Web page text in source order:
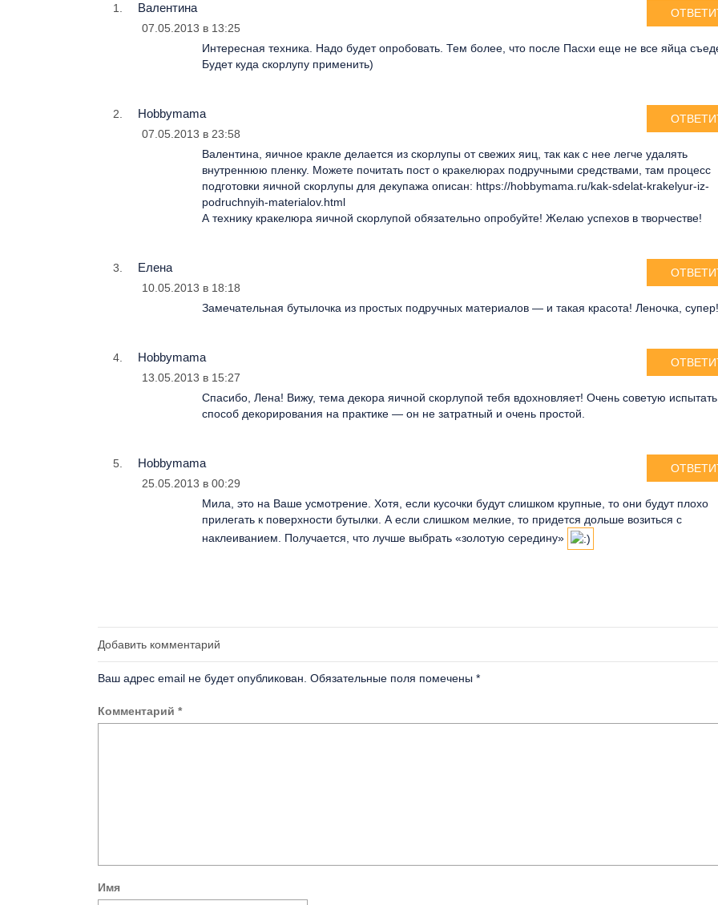
Валентина
07.05.2013 в 13:25
Интересная техника. Надо будет опробовать. Тем более, что после Пасхи еще не все яйца
Будет куда скорлупу применить)
Hobbymama
07.05.2013 в 23:58
Валентина, яичное кракле делается из скорлупы от свежих яиц, так как с нее легче удалять
внутреннюю пленку. Можете почитать пост о кракелюрах подручными средствами, там процесс
подготовки яичной скорлупы для декупажа описан: https://hobbymama.ru/kak-sdelat-krakelyur-iz-
podruchnyih-materialov.html
А технику кракелюра яичной скорлупой обязательно опробуйте! Желаю успехов в творчестве!
Елена
10.05.2013 в 18:18
Замечательная бутылочка из простых подручных материалов — и такая красота! Леночка, супер!
Hobbymama
13.05.2013 в 15:27
Спасибо, Лена! Вижу, тема декора яичной скорлупой тебя вдохновляет! Очень советую испытать
способ декорирования на практике — он не затратный и очень простой.
Hobbymama
25.05.2013 в 00:29
Мила, это на Ваше усмотрение. Хотя, если кусочки будут слишком крупные, то они будут плохо
прилегать к поверхности бутылки. А если слишком мелкие, то придется дольше возиться с
наклеиванием. Получается, что лучше выбрать «золотую середину»
Добавить комментарий
Ваш адрес email не будет опубликован. Обязательные поля помечены *
Комментарий *
Имя